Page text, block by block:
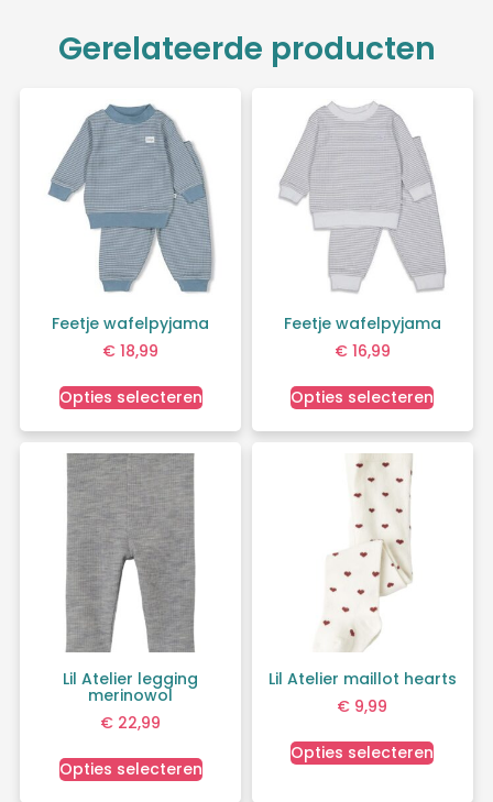
Gerelateerde producten
Feetje wafelpyjama
€ 18,99
Opties selecteren
Feetje wafelpyjama
€16,99
Opties selecteren
Lil Atelier legging
merinowol
€ 22,99
Opties selecteren
Lil Atelier maillot hearts
€ 9,99
Opties selecteren